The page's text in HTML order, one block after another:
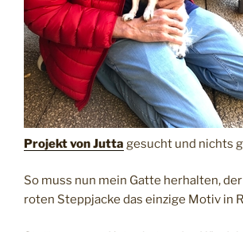
Projekt von Jutta gesucht und nichts
So muss nun mein Gatte herhalten,
roten Steppjacke das einzige Motiv in